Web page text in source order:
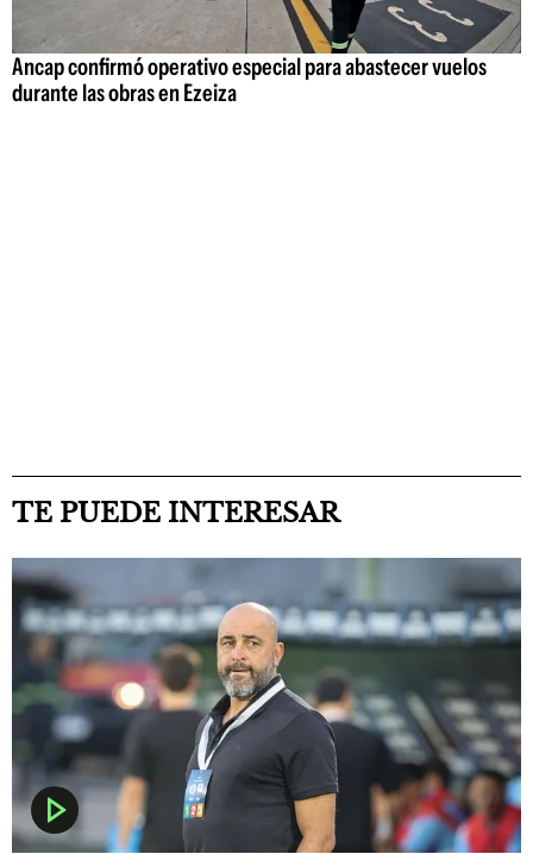
Ancap confirmó operativo especial para abastecer vuelos
durante las obras en Ezeiza
TE PUEDE INTERESAR